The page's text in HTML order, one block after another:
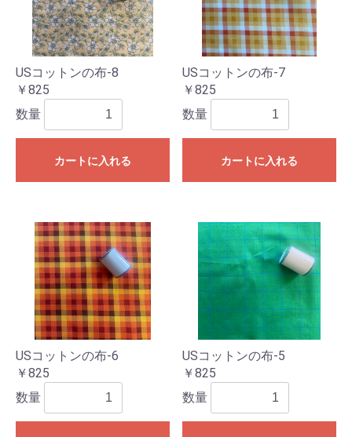
USコットンの布-8
￥825
数量
カートに入れる
USコットンの布-7
￥825
数量
カートに入れる
USコットンの布-6
￥825
数量
USコットンの布-5
￥825
数量